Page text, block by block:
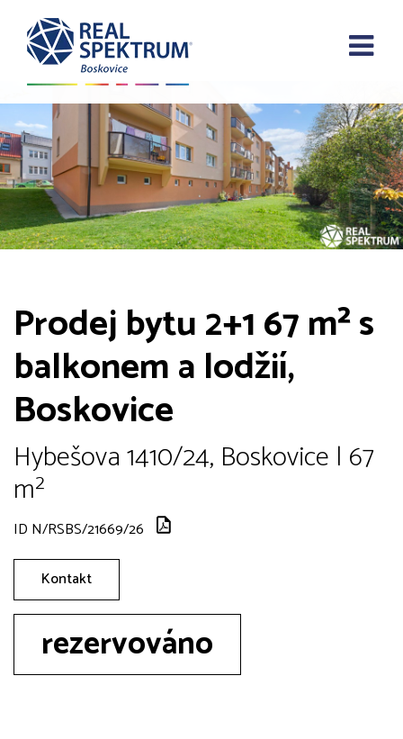
Prodej bytu 2+1 67 m² s
balkonem a lodžií,
Boskovice
Hybešova 1410/24, Boskovice | 67
m²
ID N/RSBS/21669/26
Kontakt
rezervováno